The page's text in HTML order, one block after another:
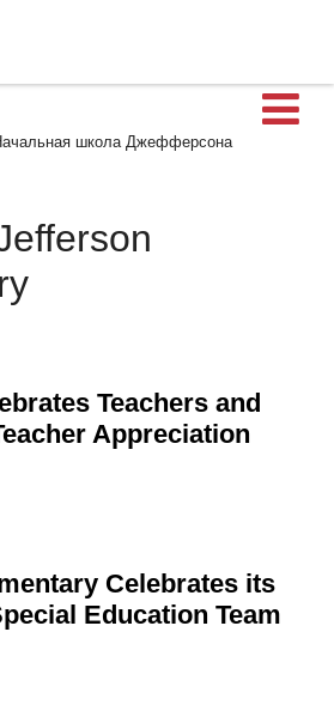
школа Джефферсона
Teachers and
Appreciation
Teachers and Staff During
Celebrates its
Education Team
Celebrates its Exceptional